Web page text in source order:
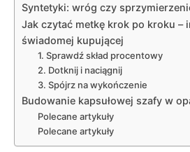
Syntetyki: wróg czy
Jak czytać metkę krok po kroku –
świadomej kupującej
1. Sprawdź skład procentowy
2. Dotknij i naciągnij
3. Spójrz na wykończenie
Budowanie kapsułowej szafy w
Polecane artykuły
Polecane artykuły